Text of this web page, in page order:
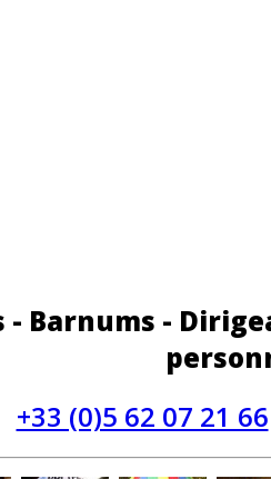
Barnums -
+33 (0)5 62 07 21 66